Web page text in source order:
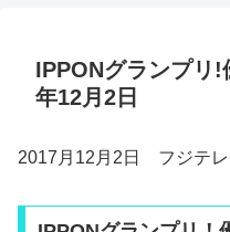
IPPONグランプリ
年12月2日
2017月12月2日 フジテ